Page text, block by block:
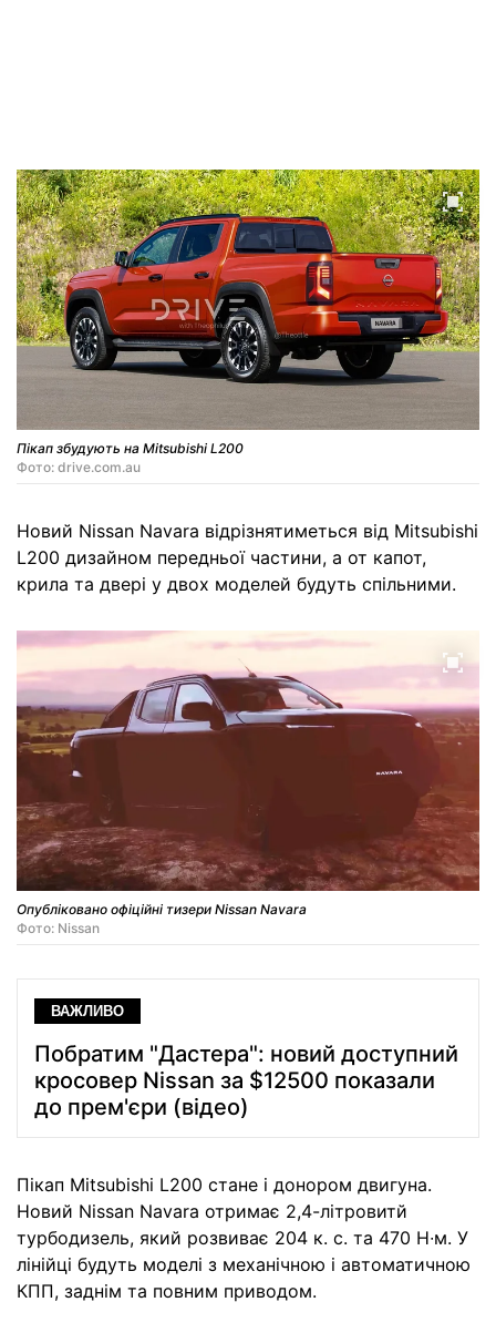
Пікап збудують на Mitsubishi L200
Фото: drive.com.au
Новий Nissan Navara відрізнятиметься від Mitsubishi
L200 дизайном передньої частини, а от капот,
крила та двері у двох моделей будуть спільними.
Опубліковано офіційні тизери Nissan Navara
Фото: Nissan
ВАЖЛИВО
Побратим "Дастера": новий доступний
кросовер Nissan за $12500 показали
до прем'єри (відео)
Пікап Mitsubishi L200 стане і донором двигуна.
Новий Nissan Navara отримає 2,4-літровитй
турбодизель, який розвиває 204 к. с. та 470 Н∙м. У
лінійці будуть моделі з механічною і автоматичною
КПП, заднім та повним приводом.